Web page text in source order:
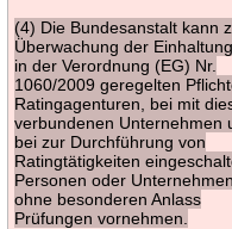
(4) Die Bundesanstalt kann
Überwachung der
in der Verordnung (EG) Nr.
1060/2009 geregelten
Ratingagenturen, bei mit
verbundenen Unternehmen
bei zur Durchführung von
Ratingtätigkeiten
Personen oder
ohne besonderen Anlass
Prüfungen vornehmen.